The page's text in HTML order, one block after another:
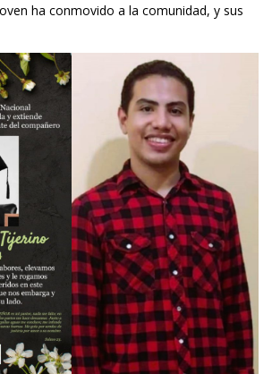
ha conmovido a la comunidad, y sus